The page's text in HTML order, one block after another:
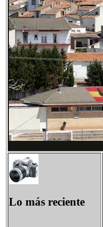
Lo más reciente